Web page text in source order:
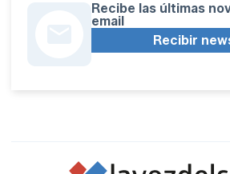
Recibe las últimas
email
Recibir